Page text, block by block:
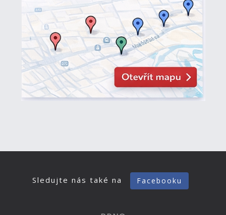
Sledujte nás také na Facebooku